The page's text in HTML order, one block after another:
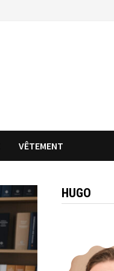
VÊTEMENT
HUGO